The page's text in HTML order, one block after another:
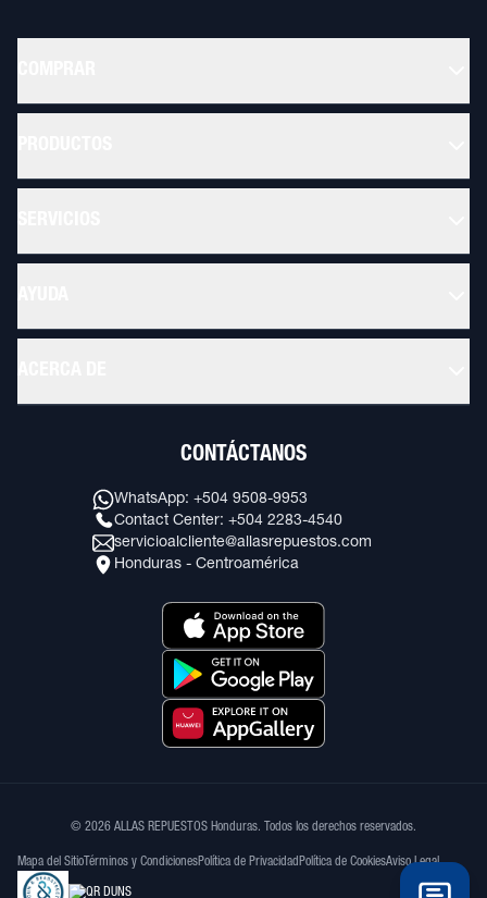
CONTÁCTANOS
WhatsApp: +504 9508-9953
Contact Center: +504 2283-4540
servicioalcliente@allasrepuestos.com
Honduras - Centroamérica
© 2026 ALLAS REPUESTOS Honduras. Todos los derechos reservados.
Mapa del Sitio Términos y CondicionesPolítica de Privacidad Política de CookiesAviso Legal